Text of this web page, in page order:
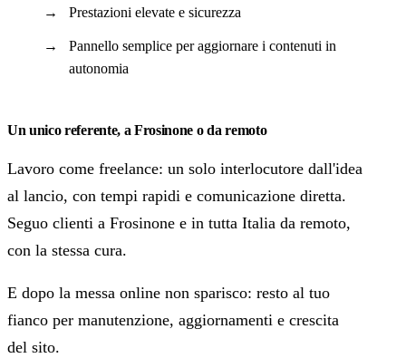
Prestazioni elevate e sicurezza
Pannello semplice per aggiornare i contenuti in
autonomia
Un unico referente, a Frosinone o da remoto
Lavoro come freelance: un solo interlocutore dall'idea
al lancio, con tempi rapidi e comunicazione diretta.
Seguo clienti a Frosinone e in tutta Italia da remoto,
con la stessa cura.
E dopo la messa online non sparisco: resto al tuo
fianco per manutenzione, aggiornamenti e crescita
del sito.